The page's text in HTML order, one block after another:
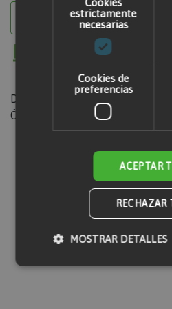
No está
Disco 3mm 125 mm radial
Óptimo para realizar cortes en
Valorar producto
comentarios. Por favor,
Cookies
estrictamente
necesarias
Cookies de
preferencias
ACEPTAR
RECHAZAR
MOSTRAR DETALLES